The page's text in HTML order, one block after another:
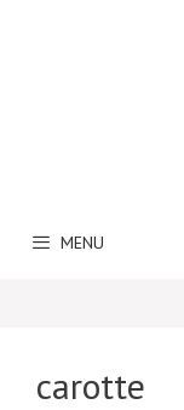
MENU
carotte